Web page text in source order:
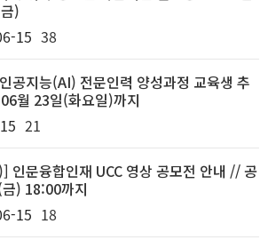
)
15 38
지능(AI) 전문인력 양성과정 교육생 추
월 23일(화요일)까지
21
인문융합인재 UCC 영상 공모전 안내 // 공
) 18:00까지
15 18